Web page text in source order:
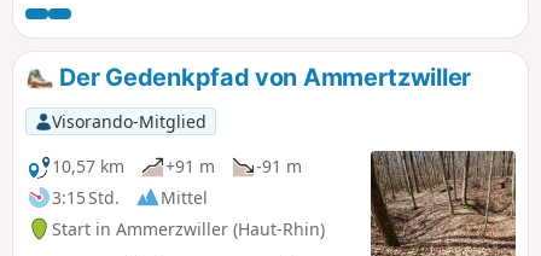
kleinen Kapelle Notre-Dame de
l'Unterholz zu verweilen und sie zu
bewundern.
Der Gedenkpfad von Ammertzwiller
Visorando-Mitglied
10,57 km
+91 m
-91 m
3:15 Std.
Mittel
Start in Ammerzwiller (Haut-Rhin)